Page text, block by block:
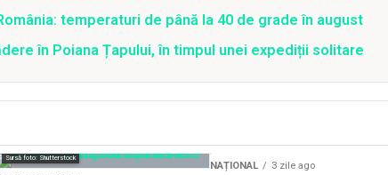
temperaturi de până la 40 de grade în august
în Poiana Țapului, în timpul unei expediții solitare
Sursă foto: Shutterstock
NAȚIONAL 3 zile ago